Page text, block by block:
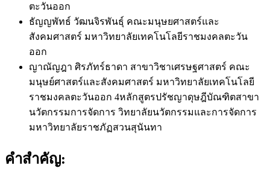
ตะวันออก
ธัญญพัทธ์ วัฒนจิรพันธุ์ คณะมนุษยศาสตร์และ
สังคมศาสตร์ มหาวิทยาลัยเทคโนโลยีราชมงคลตะวัน
ออก
ญาณัญฎา ศิรภัทร์ธาดา สาขาวิชาเศรษฐศาสตร์ คณะ
มนุษย์ศาสตร์และสังคมศาสตร์ มหาวิทยาลัยเทคโนโลยี
ราชมงคลตะวันออก 4หลักสูตรปรัชญาดุษฎีบัณฑิตสาขา
นวัตกรรมการจัดการ วิทยาลัยนวัตกรรมและการจัดการ
มหาวิทยาลัยราชภัฏสวนสุนันทา
คำสำคัญ: